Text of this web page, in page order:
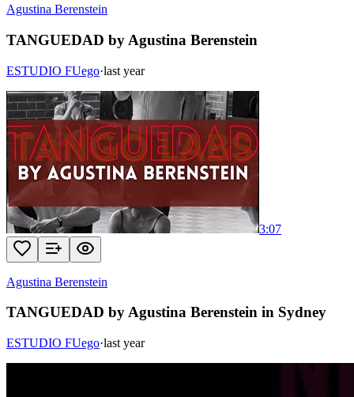
Agustina Berenstein
TANGUEDAD by Agustina Berenstein
ESTUDIO FUego·last year
3:07
Agustina Berenstein
TANGUEDAD by Agustina Berenstein in Sydney
ESTUDIO FUego·last year